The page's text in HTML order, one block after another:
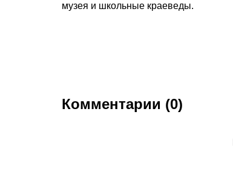
музея и школьные краеведы.
Комментарии (0)